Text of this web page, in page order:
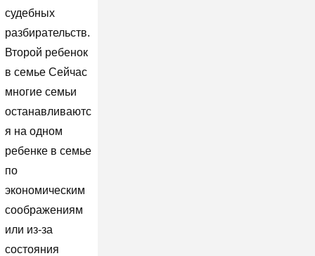
судебных
разбирательств.
Второй ребенок
в семье Сейчас
многие семьи
останавливаютс
я на одном
ребенке в семье
по
экономическим
соображениям
или из-за
состояния